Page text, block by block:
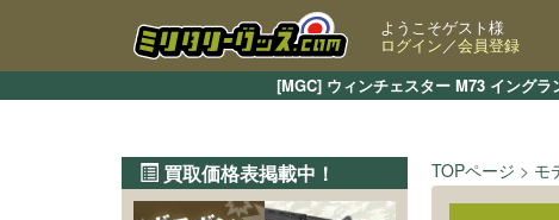
[MGC] ウィンチェスター M73 イング
ようこそゲスト様
ログイン／会員登録
TOPページ モ
買取価格表掲載中！